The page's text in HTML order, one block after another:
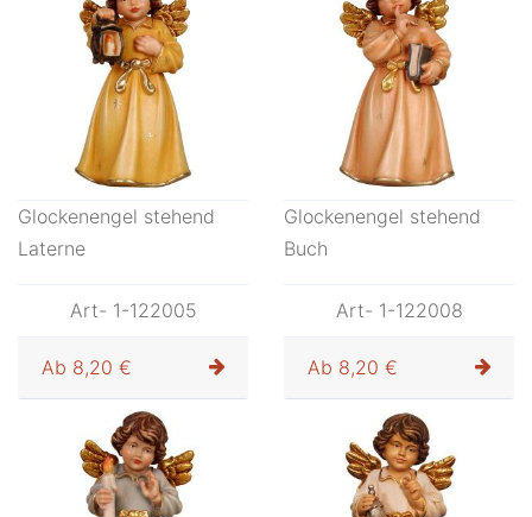
Glockenengel stehend
Laterne
Art- 1-122005
Ab 8,20 €
Glockenengel stehend
Buch
Art- 1-122008
Ab 8,20 €